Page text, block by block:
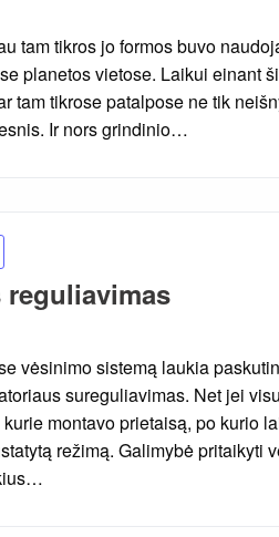
tam tikros jo formos buvo
planetos vietose. Laikui einant
tam tikrose patalpose ne tik
Ir nors grindinio…
reguliavimas
vėsinimo sistemą laukia
sureguliavimas. Net jei
montavo prietaisą, po kurio
režimą. Galimybė pritaikyti